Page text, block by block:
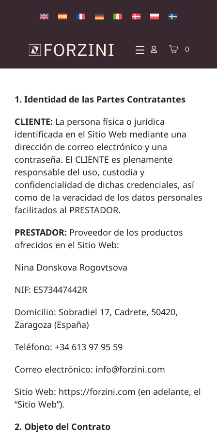
0
1. Identidad de las Partes Contratantes
CLIENTE: La persona física o jurídica
identificada en el Sitio Web mediante una
dirección de correo electrónico y una
contraseña. El CLIENTE es plenamente
responsable del uso, custodia y
confidencialidad de dichas credenciales, así
como de la veracidad de los datos personales
facilitados al PRESTADOR.
PRESTADOR: Proveedor de los productos
ofrecidos en el Sitio Web:
Nina Donskova Rogovtsova
NIF: ES73447442R
Domicilio: Sobradiel 17, Cadrete, 50420,
Zaragoza (España)
Teléfono: +34 613 97 95 59
Correo electrónico: info@forzini.com
Sitio Web: https://forzini.com (en adelante, el
“Sitio Web”).
2. Objeto del Contrato